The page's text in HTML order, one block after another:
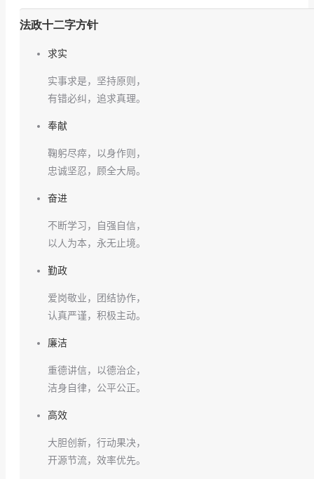
法政十二字方针
求实
实事求是，坚持原则，
有错必纠，追求真理。
奉献
鞠躬尽瘁，以身作则，
忠诚坚忍，顾全大局。
奋进
不断学习，自强自信，
以人为本，永无止境。
勤政
爱岗敬业，团结协作，
认真严谨，积极主动。
廉洁
重德讲信，以德治企，
洁身自律，公平公正。
高效
大胆创新，行动果决，
开源节流，效率优先。